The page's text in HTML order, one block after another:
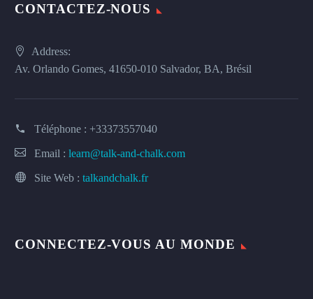
CONTACTEZ-NOUS
Address:
Av. Orlando Gomes, 41650-010 Salvador, BA, Brésil
Téléphone : +33373557040
Email : learn@talk-and-chalk.com
Site Web : talkandchalk.fr
CONNECTEZ-VOUS AU MONDE